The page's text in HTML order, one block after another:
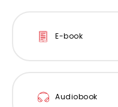
E-book
Audiobook